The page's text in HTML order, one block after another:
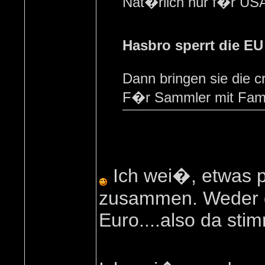
Hasbro sperrt die
Dann bringen sie die
F�r Sammler mit
Ich wei�, etwas
zusammen.
Euro....also da